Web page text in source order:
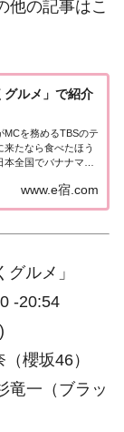
他の記事はこ
グルメ」で紹介
MCを務めるTBSのテ
たなら食べたほう
全国でバナナマン
www.e宿.com
ルメ」
-20:54
櫻坂46）
竜一（ブラッ